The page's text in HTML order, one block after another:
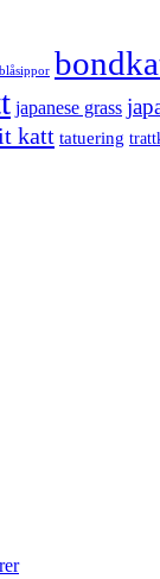
blåsippor
japanese grass
katt tatuering